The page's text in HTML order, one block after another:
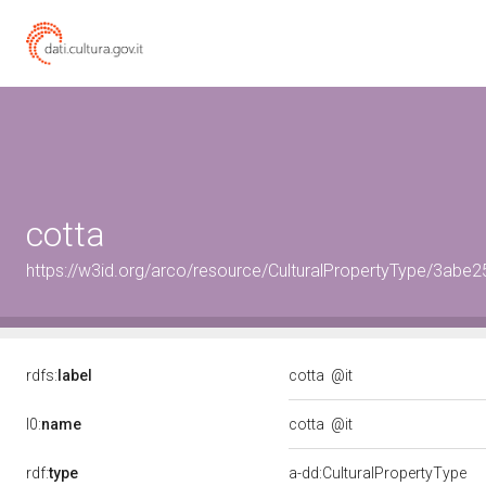
cotta
https://w3id.org/arco/resource/CulturalPropertyType/
rdfs: label cotta @it
l0:name cotta @it
rdf:type
a-dd:CulturalPropertyType